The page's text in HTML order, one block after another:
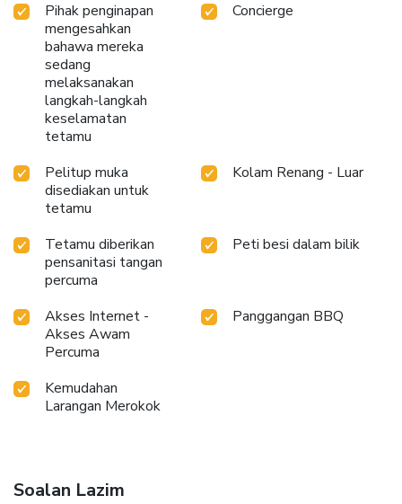
Pihak penginapan
mengesahkan
bahawa mereka
sedang
melaksanakan
langkah-langkah
keselamatan
tetamu
Concierge
Pelitup muka
disediakan untuk
tetamu
Kolam Renang - Luar
Tetamu diberikan
pensanitasi tangan
percuma
Peti besi dalam bilik
Akses Internet -
Akses Awam
Percuma
Panggangan BBQ
Kemudahan
Larangan Merokok
Soalan Lazim